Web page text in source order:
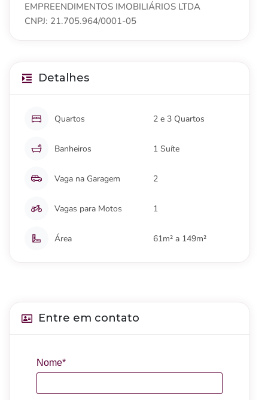
EMPREENDIMENTOS IMOBILIÁRIOS LTDA
CNPJ: 21.705.964/0001-05
Detalhes
Quartos 2 e 3 Quartos
Banheiros 1 Suíte
Vaga na Garagem 2
Vagas para Motos 1
Área 61m² a 149m²
Entre em contato
Nome*